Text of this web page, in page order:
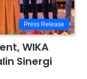
Press Release
WIKA
Sinergi